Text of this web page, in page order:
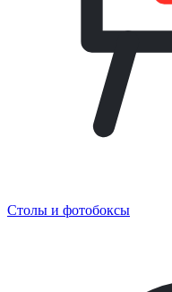
Столы и фотобоксы